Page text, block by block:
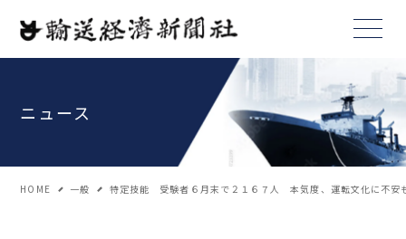
ニュース
HOME 一般 特定技能 受験者６月末で２１６７人 本気度、運転文化に不安